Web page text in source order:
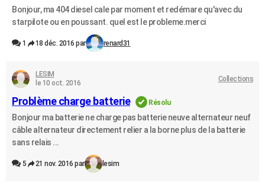
Bonjour, ma 404 diesel cale par moment et redémare qu'avec du
starpilote ou en poussant. quel est le probleme.merci
1 18 déc. 2016 par renard31
LESIM
le 10 oct. 2016
Collections
Problème charge batterie Résolu
Bonjour ma batterie ne charge pas batterie neuve alternateur neuf
câble alternateur directement relier a la borne plus de la batterie
sans relais ...
5 21 nov. 2016 par lesim